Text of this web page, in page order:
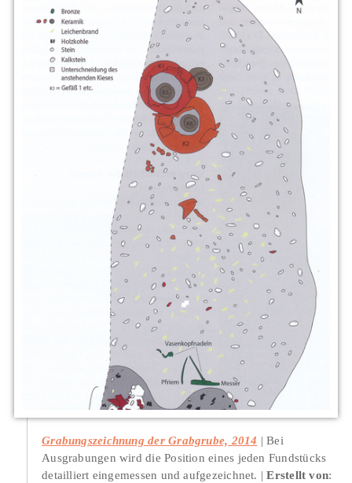
Grabungszeichnung der Grabgrube, 2014
Bei
Ausgrabungen wird die Position eines jeden Fundstücks
detailliert eingemessen und aufgezeichnet.
Erstellt von: